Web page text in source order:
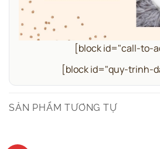
[block id="call-to-
[block id="quy-trinh-
SẢN PHẨM TƯƠNG TỰ